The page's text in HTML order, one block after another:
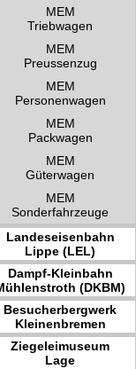
MEM
Triebwagen
MEM
Preussenzug
MEM
Personenwagen
MEM
Packwagen
MEM
Güterwagen
MEM
Sonderfahrzeuge
Landeseisenbahn
Lippe (LEL)
Dampf-Kleinbahn
(DKBM)
Besucherbergwerk
Kleinenbremen
Ziegeleimuseum
Lage